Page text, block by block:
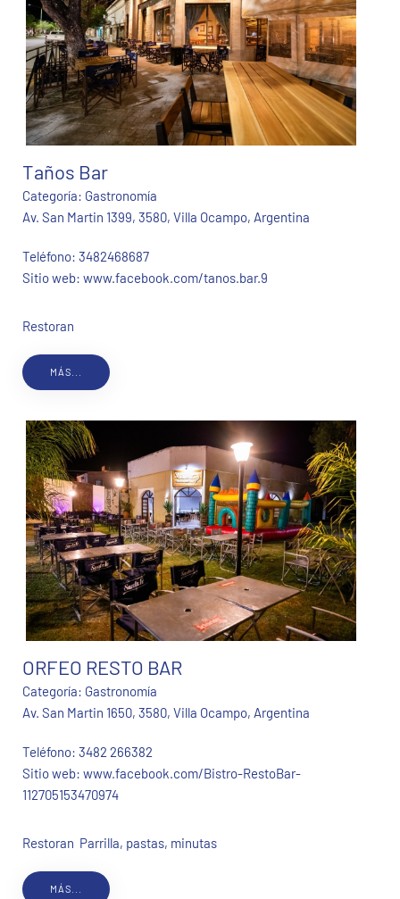
Taños Bar
Categoría: Gastronomía
Av. San Martin 1399, 3580, Villa Ocampo, Argentina
Teléfono: 3482468687
Sitio web: www.facebook.com/tanos.bar.9
Restoran
MÁS...
ORFEO RESTO BAR
Categoría: Gastronomía
Av. San Martin 1650, 3580, Villa Ocampo, Argentina
Teléfono: 3482 266382
Sitio web: www.facebook.com/Bistro-RestoBar-
112705153470974
Restoran Parrilla, pastas, minutas
MÁS...